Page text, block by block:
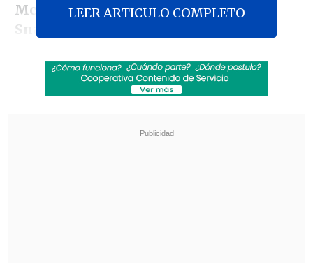
McGonagall y el enigmáticoSeverus
Snape
Revisa también
Sam Neill grabó para la película de "The
LEER ARTICULO COMPLETO